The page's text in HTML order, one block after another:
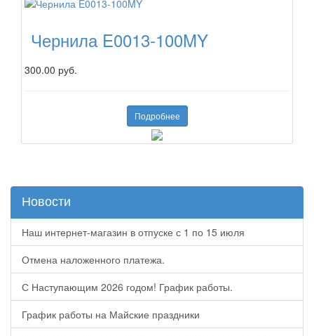
Чернила E0013-100MY
300.00 руб.
Подробнее
Новости
Наш интернет-магазин в отпуске с 1 по 15 июля
Отмена наложенного платежа.
С Наступающим 2026 годом! График работы.
График работы на Майские праздники